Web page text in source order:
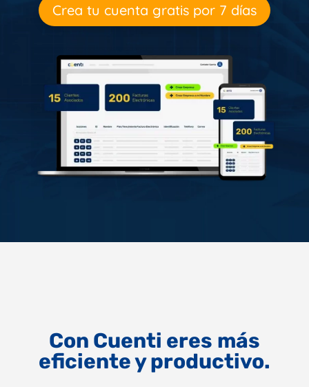
Crea tu cuenta gratis por 7 días
Con Cuenti eres más
eficiente y productivo.